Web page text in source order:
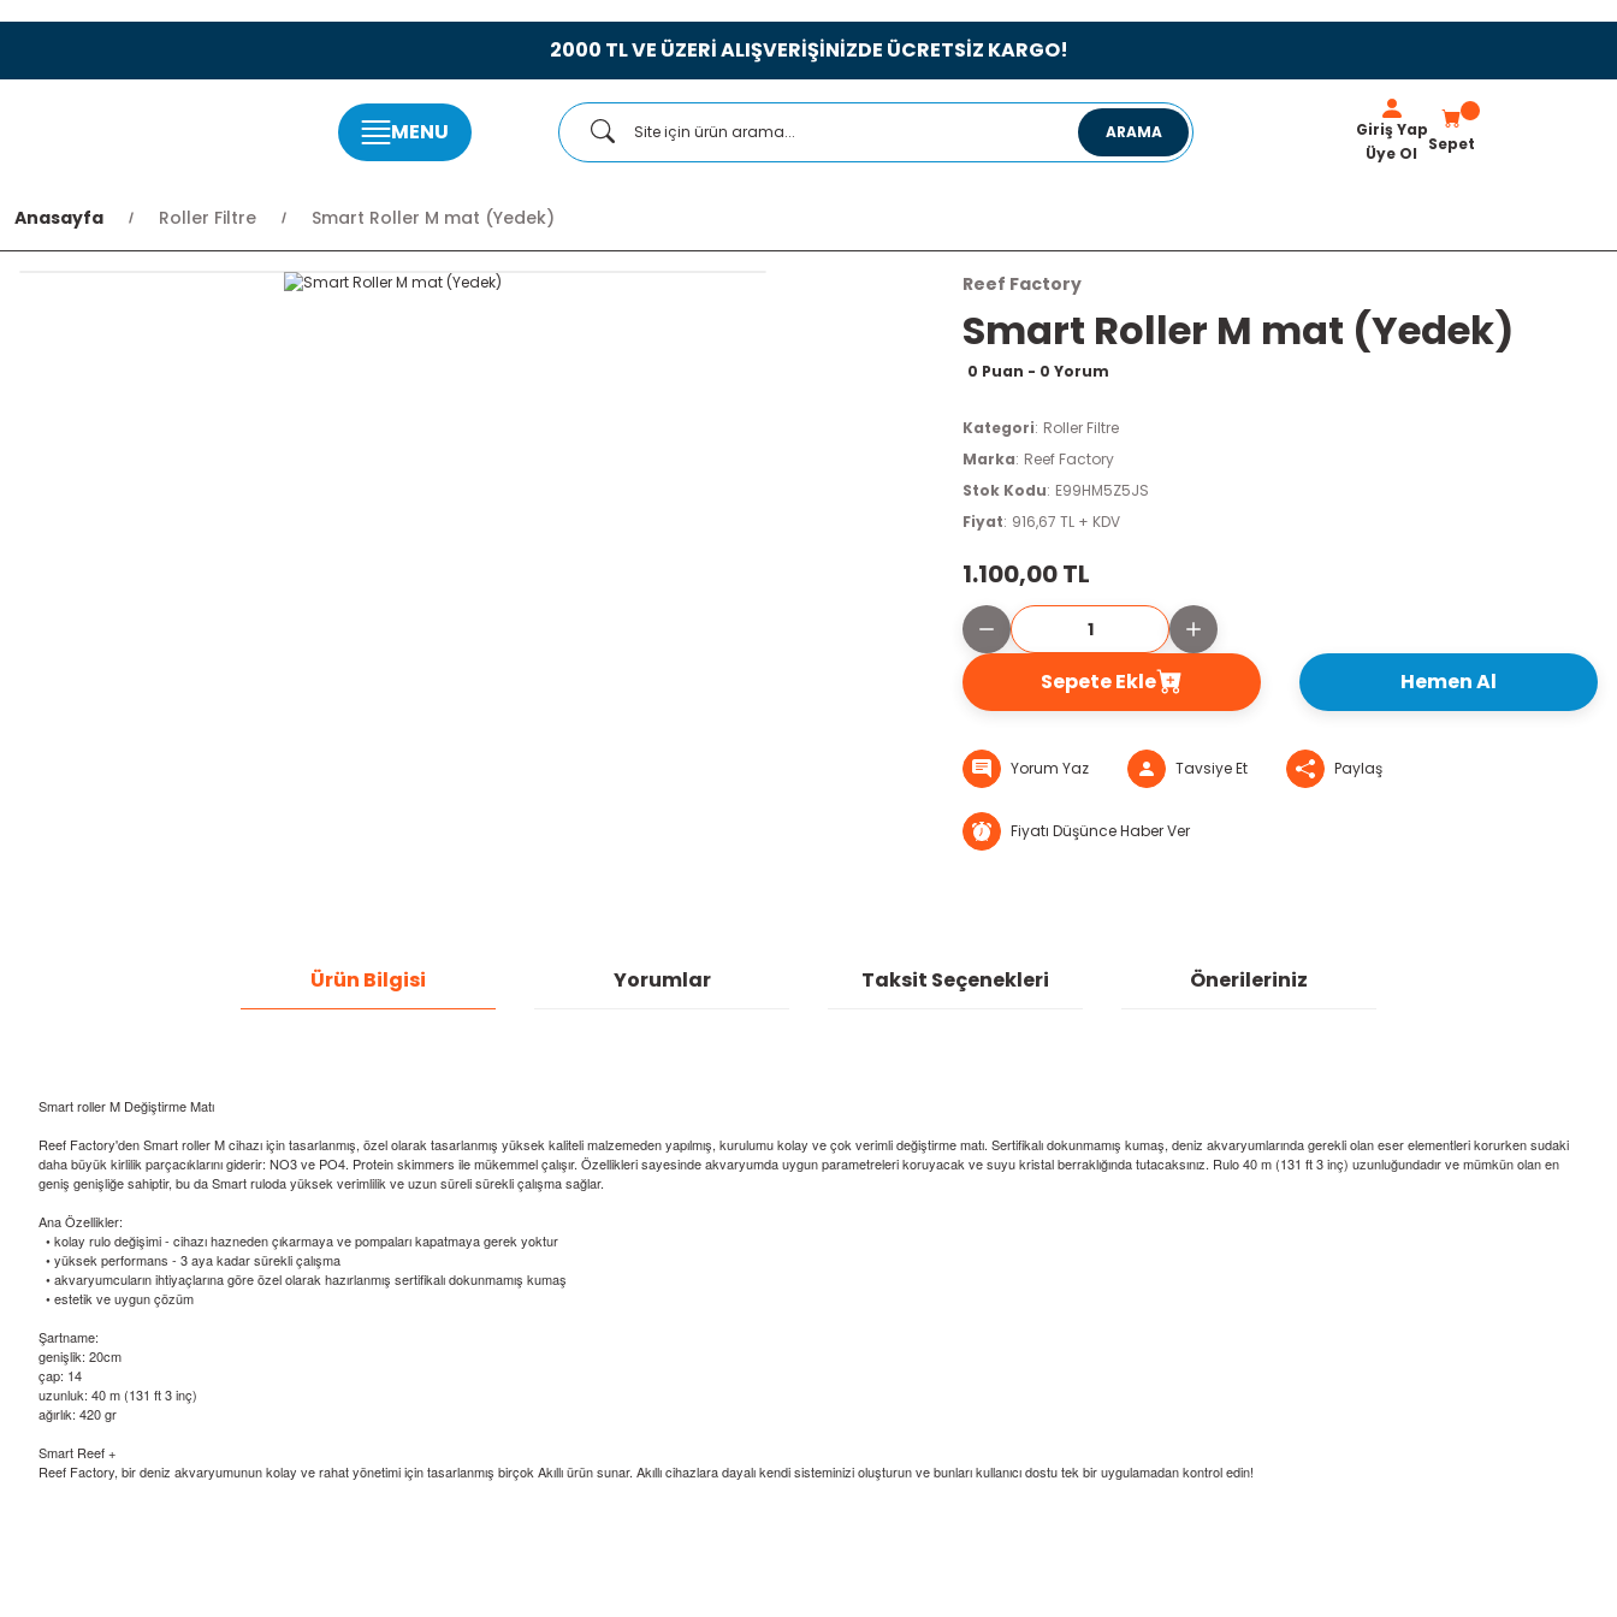
2000 TL VE ÜZERİ ALIŞVERİŞİNİZDE ÜCRETSİZ KARGO!
MENU ARAMA
Giriş Yap
Üye Ol
Sepet
Anasayfa Roller Filtre Smart Roller M mat (Yedek)
Reef Factory
Smart Roller M mat (Yedek)
0 Puan - 0 Yorum
Kategori Roller Filtre
Marka Reef Factory
Stok Kodu E99HM5Z5JS
Fiyat 916,67 TL + KDV
1.100,00 TL
Sepete Ekle Hemen Al
Yorum Yaz Tavsiye Et Paylaş
Fiyatı Düşünce Haber Ver
Ürün Bilgisi Yorumlar Taksit Seçenekleri Önerileriniz
Smart roller M Değiştirme Matı
Reef Factory'den Smart roller M cihazı için tasarlanmış, özel olarak tasarlanmış yüksek kaliteli malzemeden yapılmış, kurulumu kolay ve çok verimli değiştirme matı. Sertifikalı dokunmamış kumaş, deniz akvaryumlarında gerekli olan eser elementleri korurken sudaki
daha büyük kirlilik parçacıklarını giderir: NO3 ve PO4. Protein skimmers ile mükemmel çalışır. Özellikleri sayesinde akvaryumda uygun parametreleri koruyacak ve suyu kristal berraklığında tutacaksınız. Rulo 40 m (131 ft 3 inç) uzunluğundadır ve mümkün olan en
geniş genişliğe sahiptir, bu da Smart ruloda yüksek verimlilik ve uzun süreli sürekli çalışma sağlar.
Ana Özellikler:
• kolay rulo değişimi - cihazı hazneden çıkarmaya ve pompaları kapatmaya gerek yoktur
• yüksek performans - 3 aya kadar sürekli çalışma
• akvaryumcuların ihtiyaçlarına göre özel olarak hazırlanmış sertifikalı dokunmamış kumaş
• estetik ve uygun çözüm
Şartname:
genişlik: 20cm
çap: 14
uzunluk: 40 m (131 ft 3 inç)
ağırlık: 420 gr
Smart Reef +
Reef Factory, bir deniz akvaryumunun kolay ve rahat yönetimi için tasarlanmış birçok Akıllı ürün sunar. Akıllı cihazlara dayalı kendi sisteminizi oluşturun ve bunları kullanıcı dostu tek bir uygulamadan kontrol edin!